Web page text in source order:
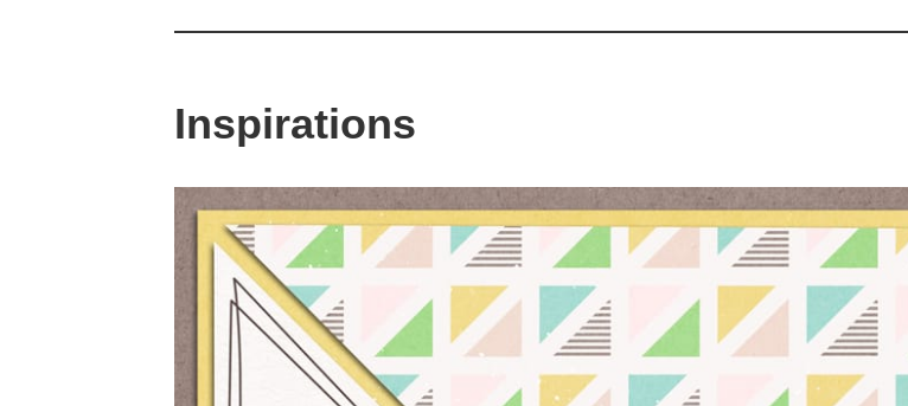
Inspirations